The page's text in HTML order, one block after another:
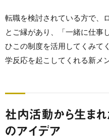
転職を検討されている方で、
とご縁があり、「一緒に仕事
ひこの制度を活用してくみて
学反応を起こしてくれる新メ
社内活動から生まれ
のアイデア